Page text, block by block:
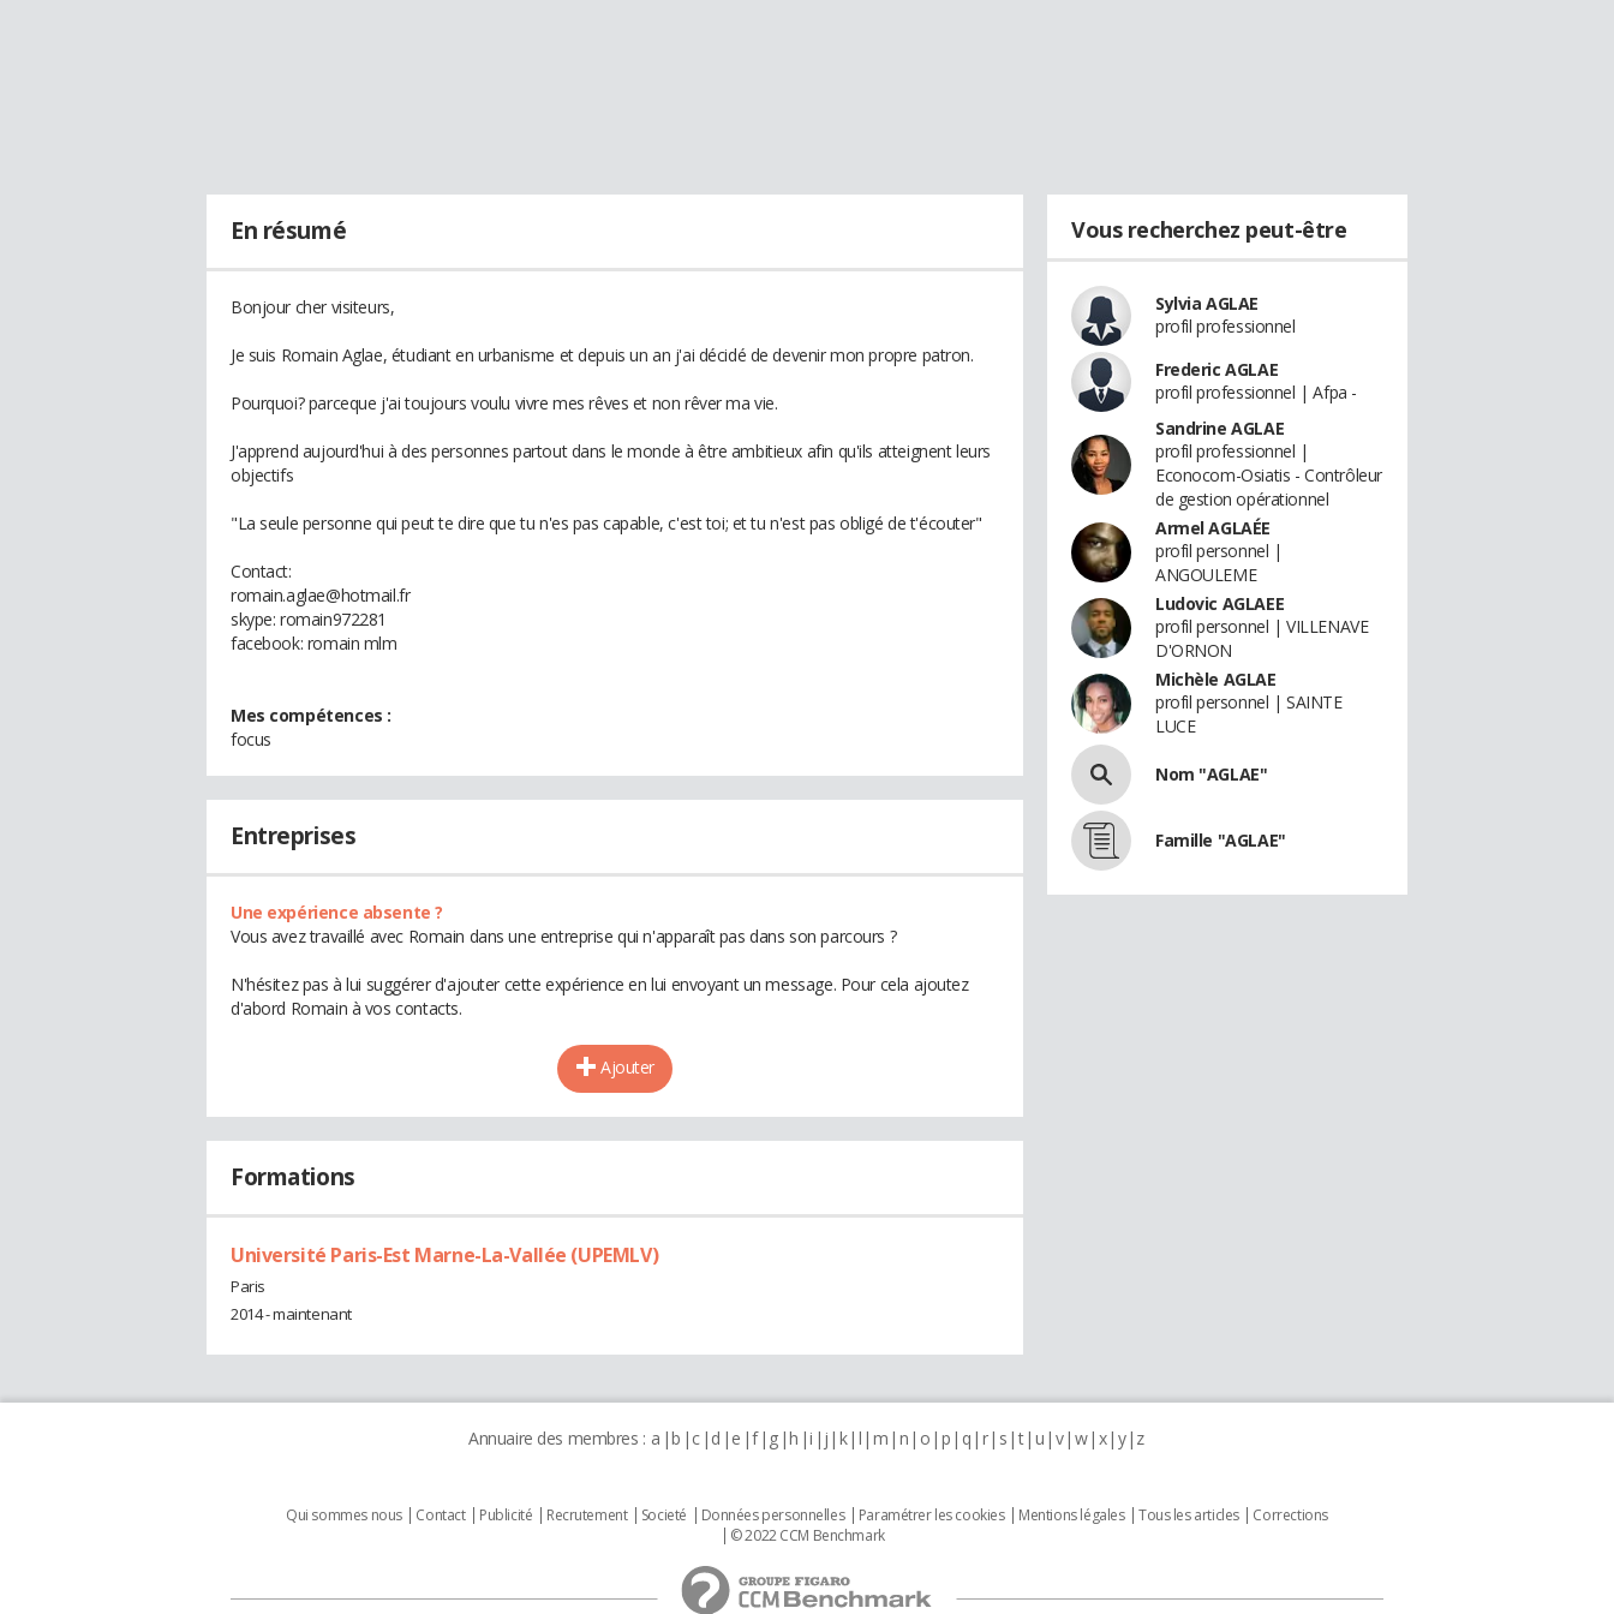
En résumé
Bonjour cher visiteurs,
Je suis Romain Aglae, étudiant en urbanisme et depuis un an j'ai décidé de devenir mon propre patron.
Pourquoi? parceque j'ai toujours voulu vivre mes rêves et non rêver ma vie.
J'apprend aujourd'hui à des personnes partout dans le monde à être ambitieux afin qu'ils atteignent leurs
objectifs
"La seule personne qui peut te dire que tu n'es pas capable, c'est toi; et tu n'est pas obligé de t'écouter"
Contact:
romain.aglae@hotmail.fr
skype: romain972281
facebook: romain mlm
Mes compétences :
focus
Entreprises
Une expérience absente ?
Vous avez travaillé avec Romain dans une entreprise qui n'apparaît pas dans son parcours ?
N'hésitez pas à lui suggérer d'ajouter cette expérience en lui envoyant un message. Pour cela ajoutez
d'abord Romain à vos contacts.
Ajouter
Formations
Université Paris-Est Marne-La-Vallée (UPEMLV)
Paris
2014 - maintenant
Vous recherchez peut-être
Sylvia AGLAE
profil professionnel
Frederic AGLAE
profil professionnel | Afpa -
Sandrine AGLAE
profil professionnel |
Econocom-Osiatis - Contrôleur
de gestion opérationnel
Armel AGLAÉE
profil personnel |
ANGOULEME
Ludovic AGLAEE
profil personnel | VILLENAVE
D'ORNON
Michèle AGLAE
profil personnel | SAINTE
LUCE
Nom "AGLAE"
Famille "AGLAE"
Annuaire des membres : a b c d e f g h i j k l m n o p q r s t u v w x y z
Qui sommes nous Contact Publicité Recrutement Societé Données personnelles Paramétrer les cookies Mentions légales Tous les articles
Corrections
© 2022 CCM Benchmark